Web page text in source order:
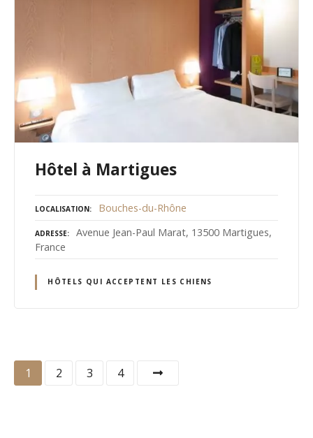
Hôtel à Martigues
LOCALISATION Bouches-du-Rhône
ADRESSE
Avenue Jean-Paul Marat, 13500 Martigues,
France
HÔTELS QUI ACCEPTENT LES CHIENS
N1 2 3 4